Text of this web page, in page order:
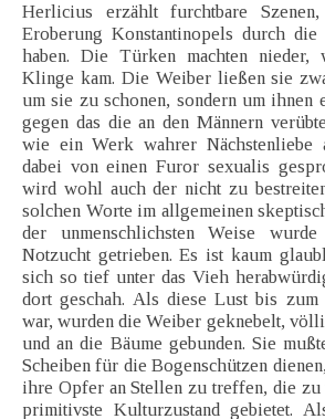
Herlicius erzählt furchtbare
Eroberung Konstantinopels durch
haben. Die Türken machten
Klinge kam. Die Weiber ließen sie
um sie zu schonen, sondern um ihnen
gegen das die an den Männern
wie ein Werk wahrer Nächstenliebe
dabei von einen Furor sexualis
wird wohl auch der nicht zu
solchen Worte im allgemeinen
der unmenschlichsten Weise
Notzucht getrieben. Es ist kaum
sich so tief unter das Vieh
dort geschah. Als diese Lust bis zum
war, wurden die Weiber geknebelt,
und an die Bäume gebunden. Sie
Scheiben für die Bogenschützen
ihre Opfer an Stellen zu treffen, die
primitivste Kulturzustand gebietet.